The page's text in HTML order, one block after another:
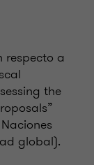
respecto a
the
global).